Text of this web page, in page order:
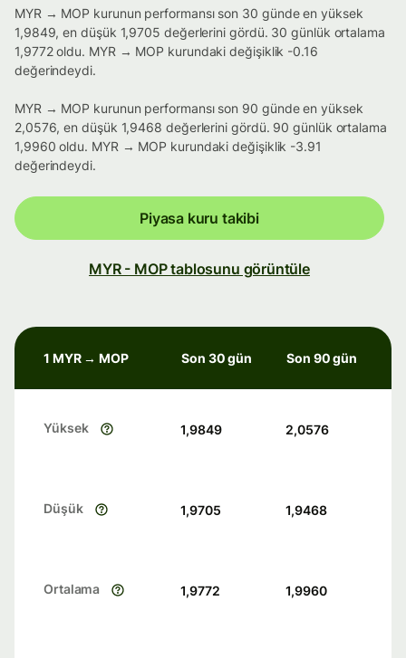
MYR → MOP kurunun performansı son 30 günde en yüksek
1,9849, en düşük 1,9705 değerlerini gördü. 30 günlük ortalama
1,9772 oldu. MYR → MOP kurundaki değişiklik -0.16
değerindeydi.
MYR → MOP kurunun performansı son 90 günde en yüksek
2,0576, en düşük 1,9468 değerlerini gördü. 90 günlük ortalama
1,9960 oldu. MYR → MOP kurundaki değişiklik -3.91
değerindeydi.
Piyasa kuru takibi
MYR - MOP tablosunu görüntüle
1 MYR → MOP Son 30 gün Son 90 gün
Yüksek 1,9849 2,0576
Düşük 1,9705 1,9468
Ortalama 1,9772 1,9960